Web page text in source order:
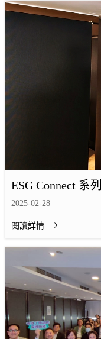
ESG Connect 系
講座完滿結束
2025-02-28
閱讀詳情